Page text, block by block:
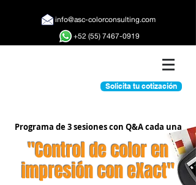
info@asc-colorconsulting.com
+52 (55) 7467-0919
Solicita tu cotización
Programa de 3 sesiones con Q&A cada una
"Control de color en
impresión con eXact"